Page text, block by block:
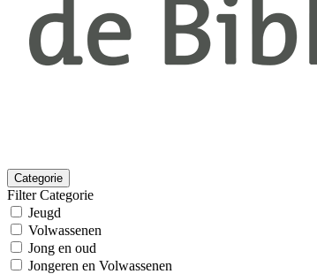
Categorie
Filter Categorie
Jeugd
Volwassenen
Jong en oud
Jongeren en Volwassenen